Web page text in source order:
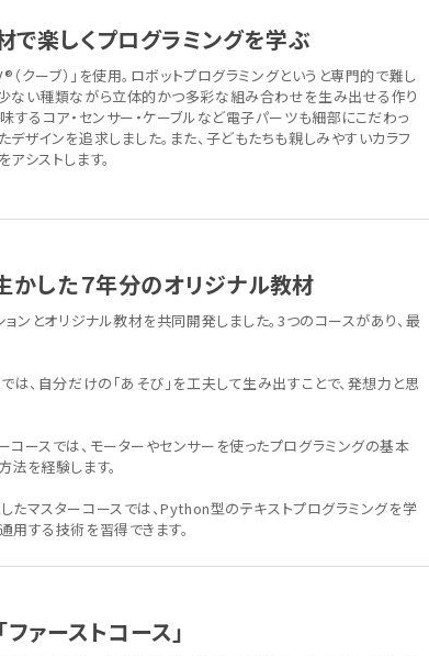
で楽しくプログラミングを学ぶ
クーブ）」を使用。ロボットプログラミングというと専門的で難し
ない種類ながら立体的かつ多彩な組み合わせを生み出せる作り
するコア・センサー・ケーブルなど電子パーツも細部にこだわっ
ザインを追求しました。また、子どもたちも親しみやすいカラフ
シストします。
した７年分のオリジナル教材
ンとオリジナル教材を共同開発しました。3つのコースがあり、最
は、自分だけの「あそび」を工夫して生み出すことで、発想力と思
ースでは、モーターやセンサーを使ったプログラミングの基本
法を経験します。
たマスターコースでは、Python型のテキストプログラミングを学
用する技術を習得できます。
ァーストコース」